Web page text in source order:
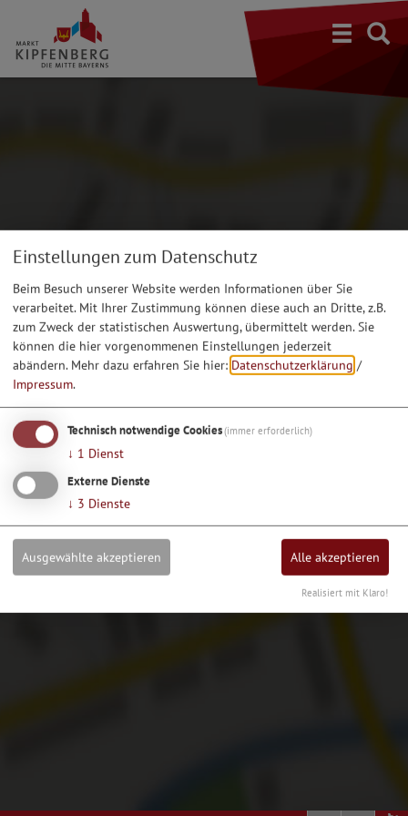
Möchten Sie von Google Maps bereitgestellte externe Inhalte
laden?
Einstellungen zum Datenschutz
Beim Besuch unserer Website werden Informationen über Sie
verarbeitet. Mit Ihrer Zustimmung können diese auch an Dritte, z.B.
zum Zweck der statistischen Auswertung, übermittelt werden. Sie
können die hier vorgenommenen Einstellungen jederzeit
abändern. Mehr dazu erfahren Sie hier: Datenschutzerklärung /
Impressum.
Technisch notwendige Cookies(immer erforderlich)
↓ 1 Dienst
Externe Dienste
↓ 3 Dienste
Ausgewählte akzeptieren Alle akzeptieren
Realisiert mit Klaro!